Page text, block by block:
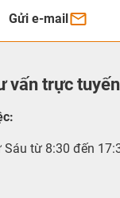
Gửi e-mail
vấn trực tuyến
:
từ 8:30 đến